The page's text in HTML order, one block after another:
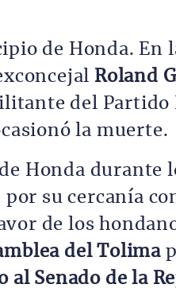
de Honda. En
Roland
del Partido
la muerte.
Honda durante
por su cercanía
de los
del Tolima
al Senado de la